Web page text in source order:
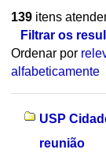
139itens
Filtrar os
Ordenar por
alfabeticamente
USP
reunião